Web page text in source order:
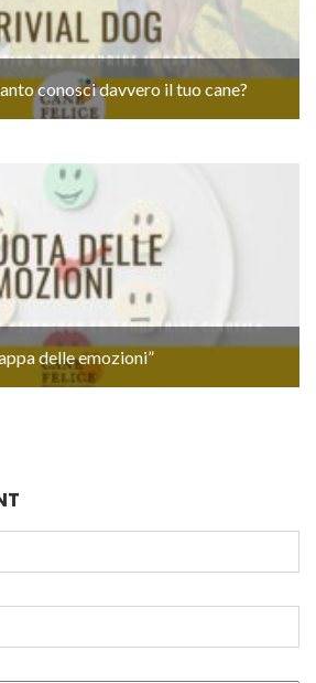
conosci davvero il tuo cane?
delle emozioni”